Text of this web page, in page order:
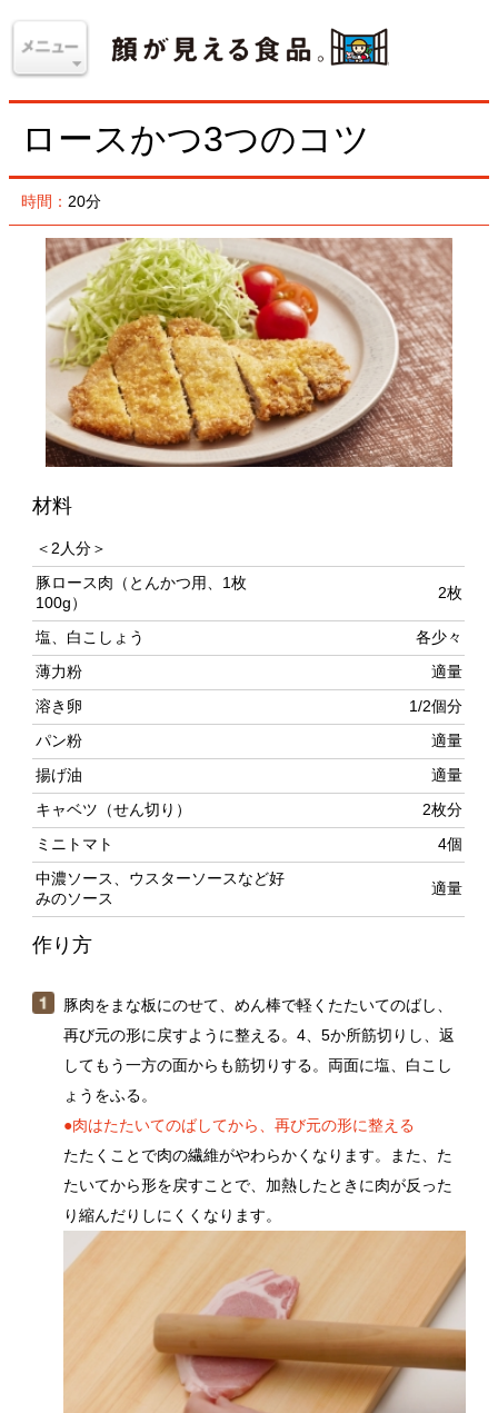
ロースかつ3つのコツ
時間：20分
材料
豚ロース肉（とんかつ用、1枚
塩、白こしょう 各少々
薄力粉
溶き卵
パン粉 適量
揚げ油 適量
キャベツ（せん切り）
ミニトマト
中濃ソース、ウスターソースなど好
みのソース
作り方
豚肉をまな板にのせて、めん棒で軽くたたいてのばし、
再び元の形に戻すように整える。4、5か所筋切りし、返
してもう一方の面からも筋切りする。両面に塩、白こし
●肉はたたいてのばしてから、再び元の形に整える
たたくことで肉の繊維がやわらかくなります。また、た
薄力粉を薄くまんべんなくまぶし、余分な粉ははたいて
落とす。溶き卵にくぐらせ、パン粉をつけ、最後に全体
を手で軽く押さえるようにして、衣をしっかり密着させ